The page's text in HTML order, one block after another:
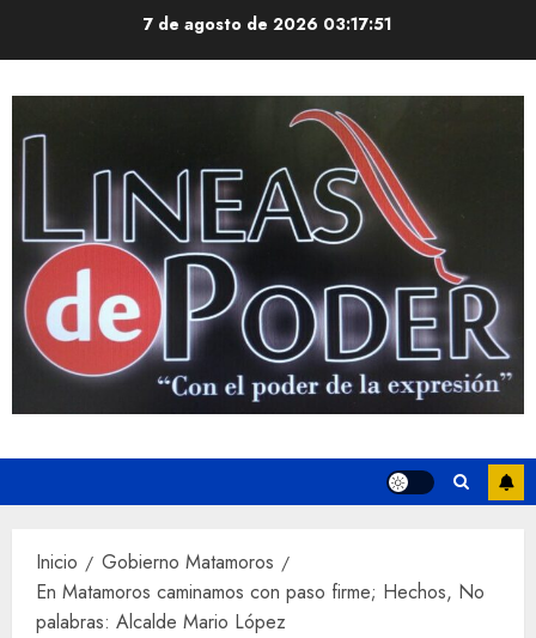
7 de agosto de 2026 03:17:52
Inicio
Gobierno Matamoros
En Matamoros caminamos con paso firme; Hechos, No
palabras: Alcalde Mario López